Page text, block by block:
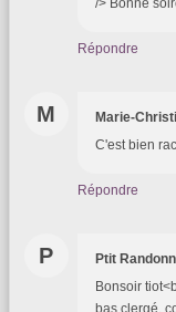
/> Bonne
Répondre
M Marie-
C'est bien
Répondre
P Ptit
Bonsoir
bas clergé,